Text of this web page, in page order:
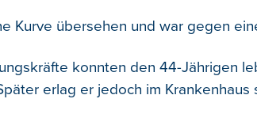
Kurve übersehen und war gegen
konnten den 44-Jährigen
erlag er jedoch im Krankenhaus